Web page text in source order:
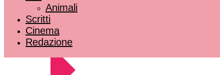
Animali
Scritti
Cinema
Redazione